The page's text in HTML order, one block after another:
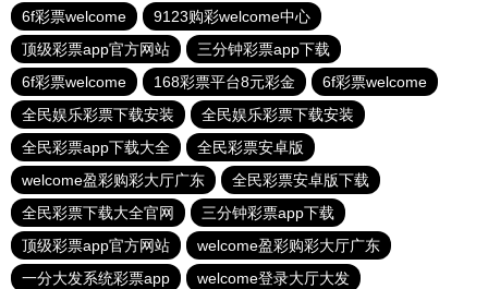
6f彩票welcome
9123购彩welcome中心
顶级彩票app官方网站
三分钟彩票app下载
6f彩票welcome
168彩票平台8元彩金
6f彩票welcome
全民娱乐彩票下载安装
全民娱乐彩票下载安装
全民彩票app下载大全
全民彩票安卓版
welcome盈彩购彩大厅广东
全民彩票安卓版下载
全民彩票下载大全官网
三分钟彩票app下载
顶级彩票app官方网站
welcome盈彩购彩大厅广东
一分大发系统彩票app
welcome登录大厅大发